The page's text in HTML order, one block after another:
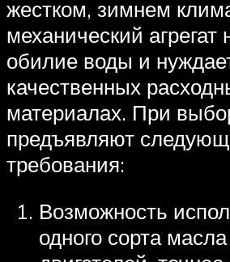
жестком, зимнем
механический
обилие воды и
качественных
материалах. При
предъявляют
требования:
Возможность
одного сорта